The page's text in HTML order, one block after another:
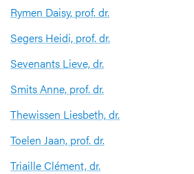
Rymen Daisy, prof. dr.
Segers Heidi, prof. dr.
Sevenants Lieve, dr.
Smits Anne, prof. dr.
Thewissen Liesbeth, dr.
Toelen Jaan, prof. dr.
Triaille Clément, dr.